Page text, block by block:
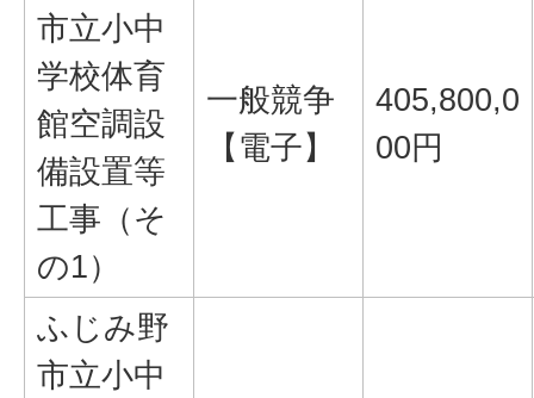
市立小中
学校体育
館空調設
備設置等
工事（そ
の1）
一般競争
【電子】
405,800,0
00円
ふじみ野
市立小中